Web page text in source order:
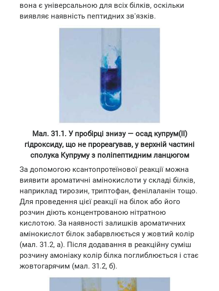
вона є універсальною для всіх білків, оскільки
виявляє наявність пептидних зв'язків.
Мал. 31.1. У пробірці знизу — осад купрум(ІІ)
гідроксиду, що не прореагував, у верхній частині
сполука Купруму з поліпептидним ланцюгом
За допомогою ксантопротеїнової реакції можна
виявити ароматичні амінокислоти у складі білків,
наприклад тирозин, триптофан, фенілаланін тощо.
Для проведення цієї реакції на білок або його
розчин діють концентрованою нітратною
кислотою. За наявності залишків ароматичних
амінокислот білок забарвлюється у жовтий колір
(мал. 31.2, а). Після додавання в реакційну суміш
розчину амоніаку колір білка поглиблюється і стає
жовтогарячим (мал. 31.2, б).